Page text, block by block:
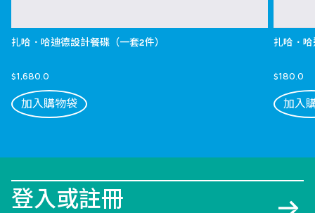
扎哈．哈迪德設計餐碟（一套2件）
$1,680.0
加入購物袋
扎哈．
$180.0
加入
登入或註冊